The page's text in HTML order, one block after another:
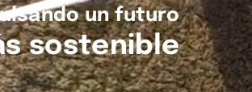
un futuro
sostenible